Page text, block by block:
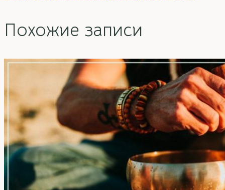
записям
Похожие записи